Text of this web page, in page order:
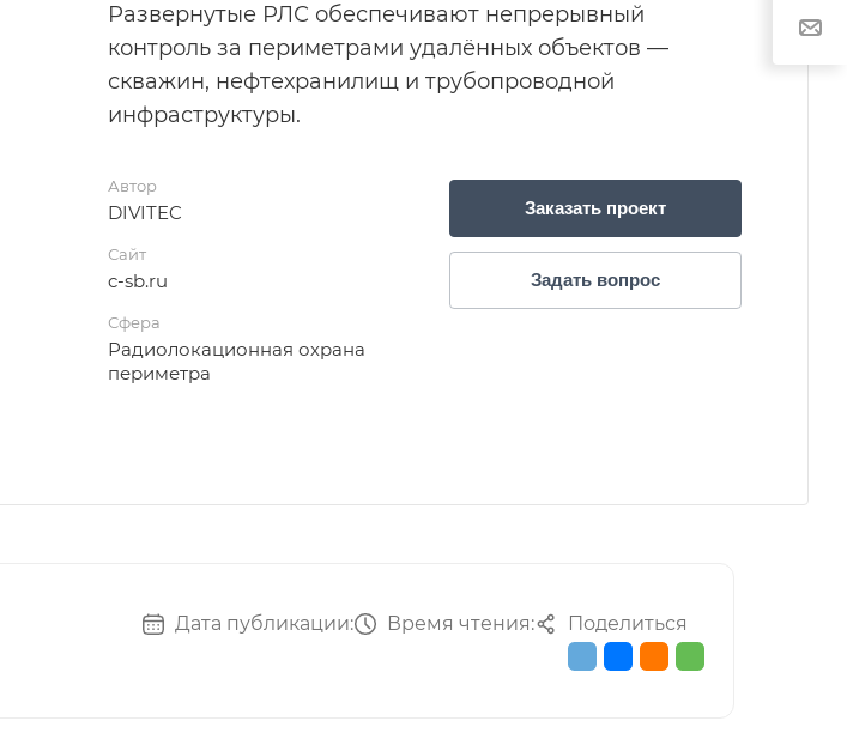
Развернутые РЛС обеспечивают непрерывный
контроль за периметрами удалённых объектов —
скважин, нефтехранилищ и трубопроводной
инфраструктуры.
Автор
DIVITEC
Сайт
c-sb.ru
Сфера
Радиолокационная охрана
периметра
Заказать проект
Задать вопрос
Дата публикации: Время чтения: Поделиться